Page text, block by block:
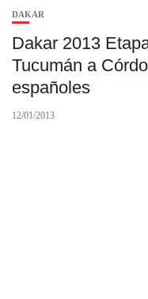
DAKAR
Dakar 2013
Tucumán a
españoles
12/01/2013